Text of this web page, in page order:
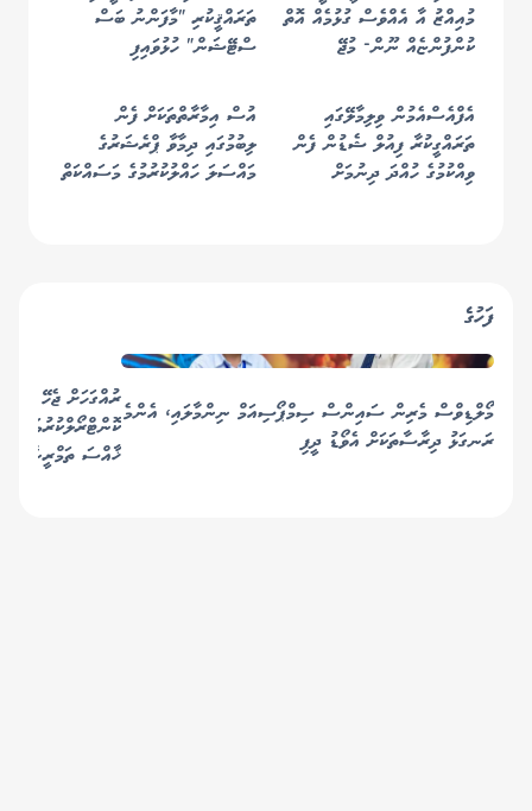
މުއިއްޒު އާ އެއްވެސް ގުޅުމެއް އޮތް
ކުންފުންޏެއް ނޫން- މުޖޭ
ތަރައްޤީކުރި "މާފަންނު ބަސް
ސްޓޭޝަން" ހުޅުވައިފި
އެފްއެސްއެމުން ވިލިމާލޭގައި
ތަރައްގީކުރާ ފިއުލް ޝެޑުން ފެން
ވިއްކުމުގެ ހުއްދަ ދިނުމަށް
އުސް އިމާރާތްތަކަށް ފެން
ލިބުމުގައި ދިމާވާ ޕްރެޝަރުގެ
މައްސަލަ ހައްލުކުރުމުގެ މަސައްކަތް
ފަހުގެ
މޯލްޑިވްސް މެރިން ސައިންސް ސިމްޕޯސިއަމް ނިންމާލައި، އެންމެ
ރަނގަޅު ދިރާސާތަކަށް އެވޯޑު ދީފި
ރުއްގަހަށް ޖެހޭ
ޚާއްސަ ތަމްރީނެއް!